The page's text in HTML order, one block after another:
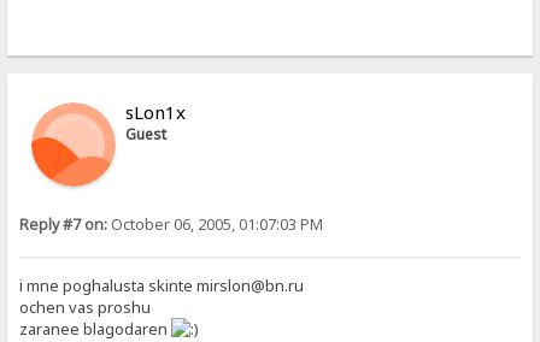
sLon1x
Guest
Reply #7 on: October 06, 2005, 01:07:03 PM
i mne poghalusta skinte mirslon@bn.ru
ochen vas proshu
zaranee blagodaren